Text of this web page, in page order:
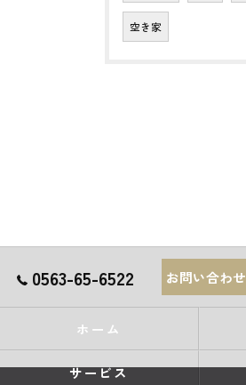
空き家
0563-65-6522 お問い合わせ
ホーム
サービス